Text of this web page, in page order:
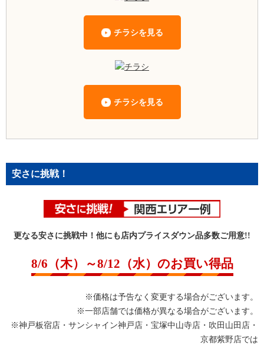
チラシを見る
チラシを見る
安さに挑戦！
更なる安さに挑戦中！他にも店内プライスダウン品多数ご用意!!
8/6（木）～8/12（水）のお買い得品
※価格は予告なく変更する場合がございます。
※一部店舗では価格が異なる場合がございます。
※神戸板宿店・サンシャイン神戸店・宝塚中山寺店・吹田山田店・
京都紫野店では